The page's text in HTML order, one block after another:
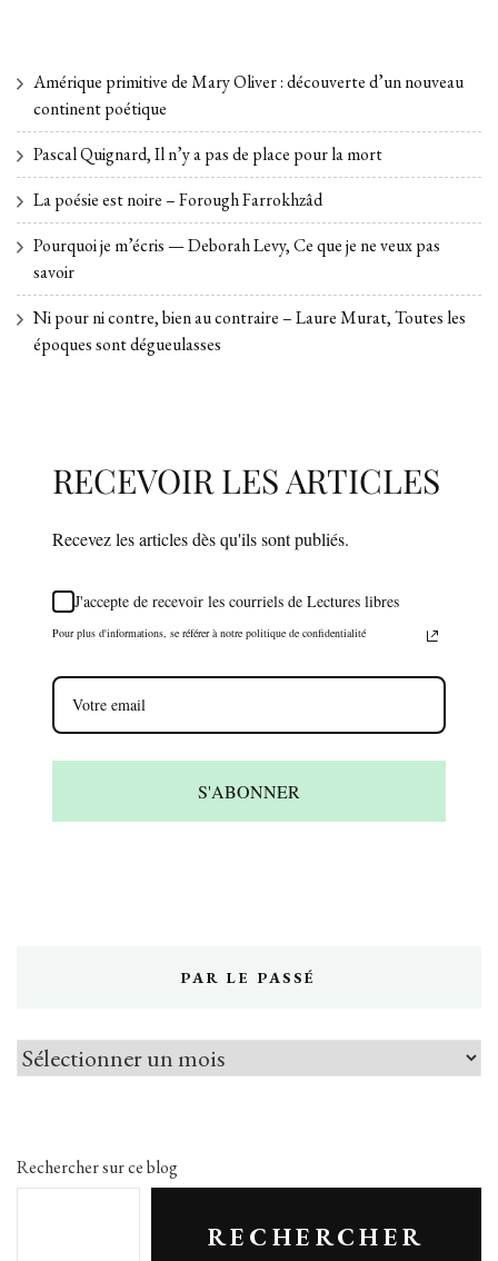
Amérique primitive de Mary Oliver : découverte d’un nouveau
continent poétique
Pascal Quignard, Il n’y a pas de place pour la mort
La poésie est noire – Forough Farrokhzâd
Pourquoi je m’écris — Deborah Levy, Ce que je ne veux pas
savoir
Ni pour ni contre, bien au contraire – Laure Murat, Toutes les
époques sont dégueulasses
RECEVOIR LES ARTICLES
Recevez les articles dès qu'ils sont publiés.
J'accepte de recevoir les courriels de Lectures libres
Pour plus d'informations, se référer à notre politique de confidentialité
S'ABONNER
PAR LE PASSÉ
Par
Rechercher sur ce blog
RECHERCHER